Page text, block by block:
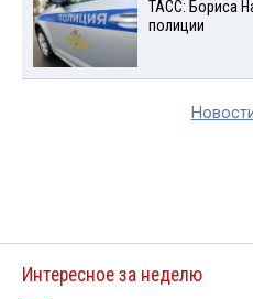
ТАСС: Бориса
полиции
Интересное за неделю